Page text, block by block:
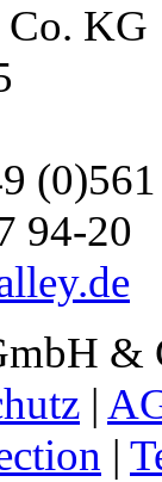
KG
94-20
&
|
|